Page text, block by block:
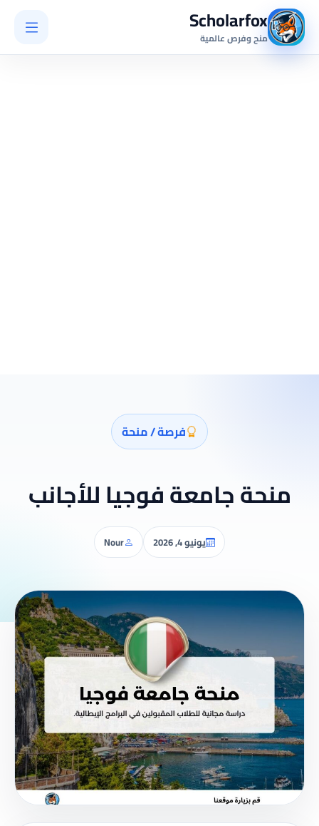
Scholarfox
منح وفرص عالمية
فرصة / منحة
منحة جامعة فوجيا للأجانب
يونيو 4, 2026 Nour